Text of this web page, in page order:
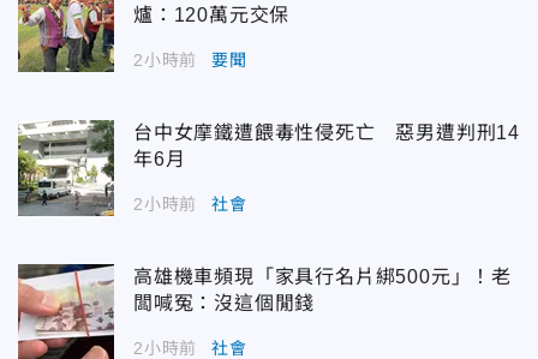
爐：120萬元交保
2小時前 要聞
台中女摩鐵遭餵毒性侵死亡 惡男遭判刑14
年6月
2小時前 社會
高雄機車頻現「家具行名片綁500元」！老
闆喊冤：沒這個閒錢
2小時前 社會